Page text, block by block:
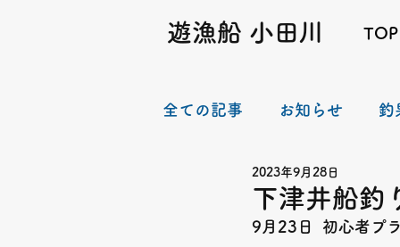
遊漁船 小田川 TOP
全ての記事 お知らせ 釣
下津井船釣
2023年9月28日
9月23日  初心者プ